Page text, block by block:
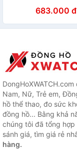
tinh tế 8 chế độ thể
Sạc từ tính
683.000 đ
Nam, Nữ, Trẻ em,
hồ thể thao, đo sức
đồng hồ... Bằng khả
chúng tôi đã tổng
sánh giá, tìm giá rẻ
hàng.